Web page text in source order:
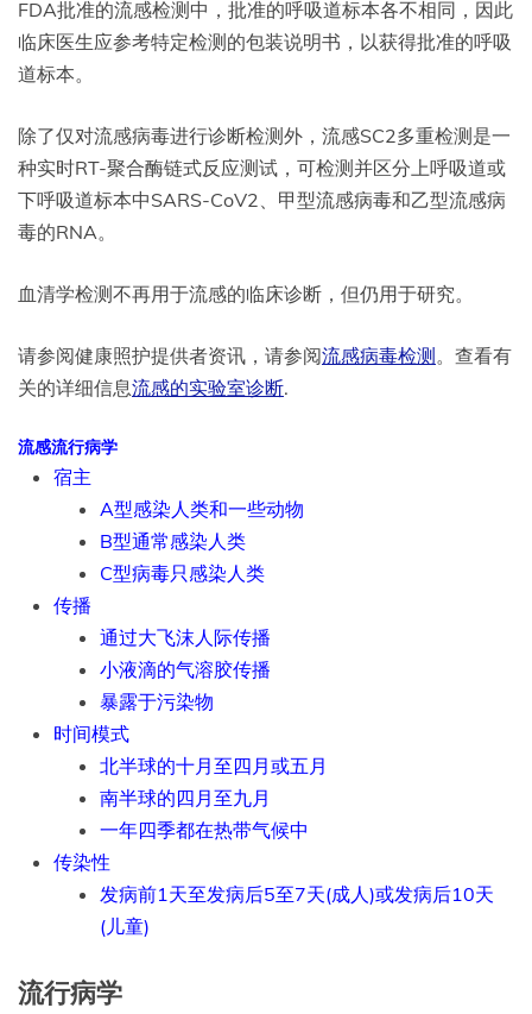
FDA批准的流感检测中，批准的呼吸道标本各不相同，因此
临床医生应参考特定检测的包装说明书，以获得批准的呼吸
道标本。
除了仅对流感病毒进行诊断检测外，流感SC2多重检测是一
种实时RT-聚合酶链式反应测试，可检测并区分上呼吸道或
下呼吸道标本中SARS-CoV2、甲型流感病毒和乙型流感病
毒的RNA。
血清学检测不再用于流感的临床诊断，但仍用于研究。
请参阅健康照护提供者资讯，请参阅流感病毒检测。查看有
关的详细信息流感的实验室诊断.
流感流行病学
宿主
A型感染人类和一些动物
B型通常感染人类
C型病毒只感染人类
传播
通过大飞沫人际传播
小液滴的气溶胶传播
暴露于污染物
时间模式
北半球的十月至四月或五月
南半球的四月至九月
一年四季都在热带气候中
传染性
发病前1天至发病后5至7天(成人)或发病后10天
(儿童)
流行病学